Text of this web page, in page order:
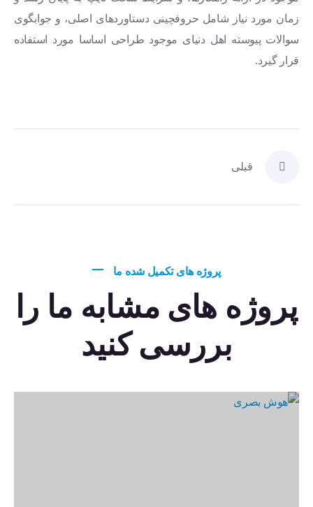
زمان مورد نیاز شامل حروفچینی دستاوردهای اصلی، و جوابگوی
سوالات پیوسته اهل دنیای موجود طراحی اساسا مورد استفاده
قرار گیرد.
قبلی
پروژه های تکمیل شده ما
پروژه های مشابه ما را
بررسی کنید